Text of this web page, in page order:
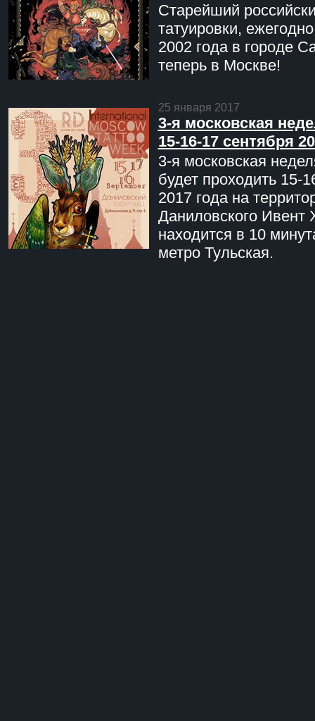
Старейший
татуировки,
2002 года в городе
теперь в Москве!
25 января 2017
3-я московская
15-16-17 сентября
3-я московская
будет проходить 15-
2017 года на
Даниловского Ивент
находится в 10
метро Тульская.